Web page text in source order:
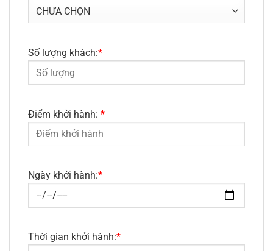
Số lượng khách:*
Điểm khởi hành: *
Ngày khởi hành:*
Thời gian khởi hành:*